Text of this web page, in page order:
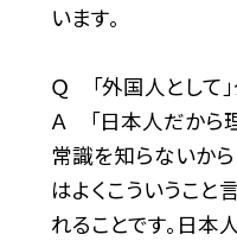
います。
Ｑ 「外国人として
Ａ 「日本人だから
常識を知らないから
はよくこういうこと
れることです。日本